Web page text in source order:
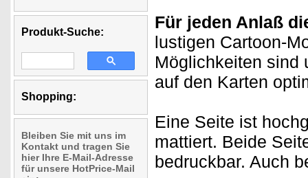
Produkt-Suche:
Shopping:
Bleiben Sie mit uns im
Kontakt und tragen Sie
hier Ihre E-Mail-Adresse
für unsere HotPrice-Mail
Für jeden Anlaß
lustigen Cartoon-
Möglichkeiten sind
auf den Karten
Eine Seite ist
mattiert. Beide
bedruckbar. Auch